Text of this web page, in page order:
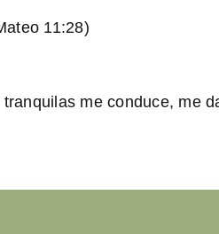
11:28)
me conduce, me